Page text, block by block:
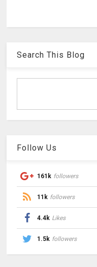
Search This Blog
Follow Us
161k followers
11k followers
4.4k Likes
1.5k followers